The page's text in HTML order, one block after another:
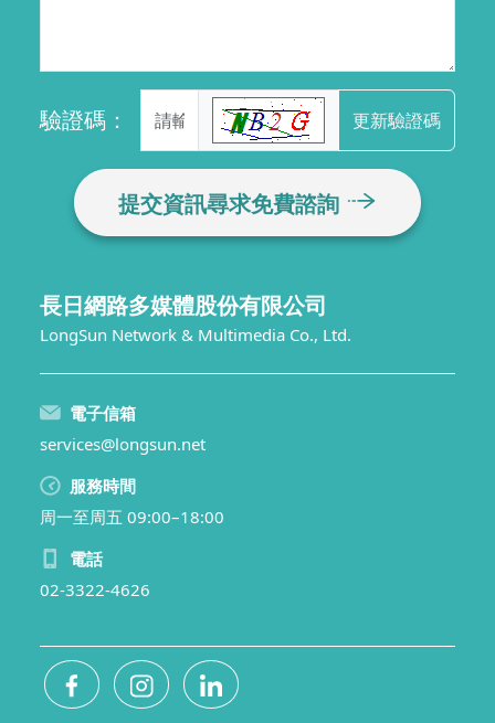
驗證碼： 更新驗證碼
提交資訊尋求免費諮詢
長日網路多媒體股份有限公司
LongSun Network & Multimedia Co., Ltd.
電子信箱
services@longsun.net
服務時間
周一至周五 09:00–18:00
電話
02-3322-4626